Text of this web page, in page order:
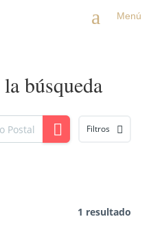
a Menú
búsqueda
Filtros
1 resultado